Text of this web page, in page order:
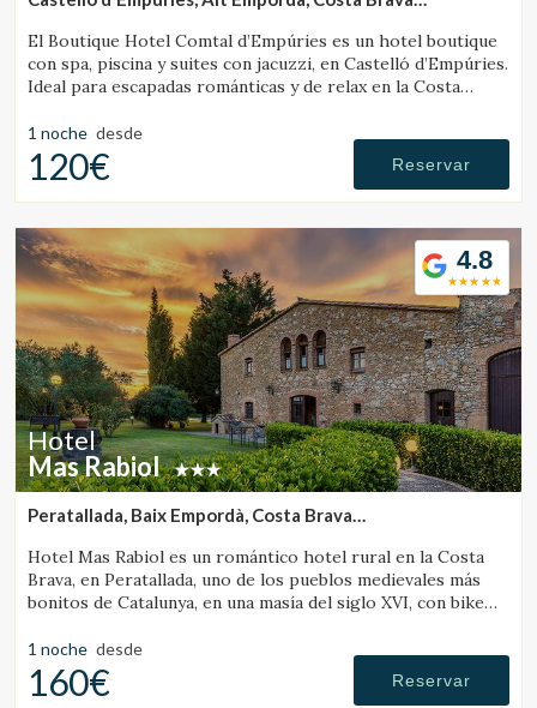
Verificar localizador
El Boutique Hotel Comtal d’Empúries es un hotel boutique
con spa, piscina y suites con jacuzzi, en Castelló d’Empúries.
Ideal para escapadas románticas y de relax en la Costa
1 noche desde
120€ Reservar
4.8
Hotel
Mas Rabiol
Peratallada, Baix Empordà, Costa Brava
Hotel Mas Rabiol es un romántico hotel rural en la Costa
Brava, en Peratallada, uno de los pueblos medievales más
bonitos de Catalunya, en una masía del siglo XVI, con bike
1 noche desde
160€ Reservar